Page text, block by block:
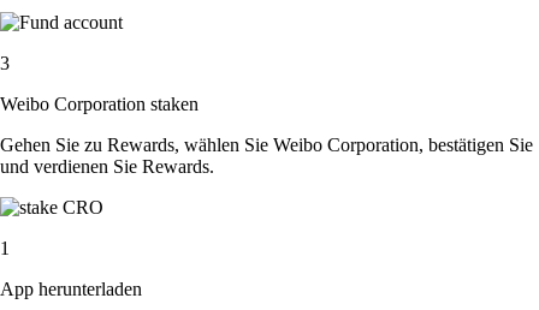
3
Weibo Corporation staken
Gehen Sie zu Rewards, wählen Sie Weibo Corporation, bestätigen Sie
und verdienen Sie Rewards.
1
App herunterladen